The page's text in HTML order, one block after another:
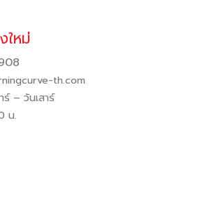
ใหม่
th.com
ร์ – วันเสาร์
น.